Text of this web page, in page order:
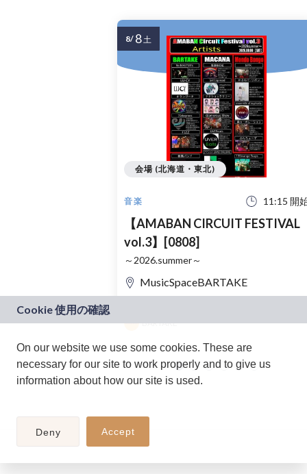
音楽 11:15 開
【AMABAN CIRCUIT FESTIVAL
vol.3】[0808]
～2026.summer～
MusicSpaceBARTAKE
BARTAKE
会場 (北海道・東北)
8/ 8土
On our website we use some cookies. These are
necessary for our site to work properly and to give us
information about how our site is used.
Deny Accept